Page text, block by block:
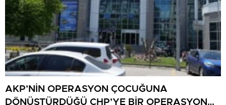
AKP’NİN OPERASYON ÇOCUĞUNA
DÖNÜŞTÜRDÜĞÜ CHP’YE BİR OPERASYON